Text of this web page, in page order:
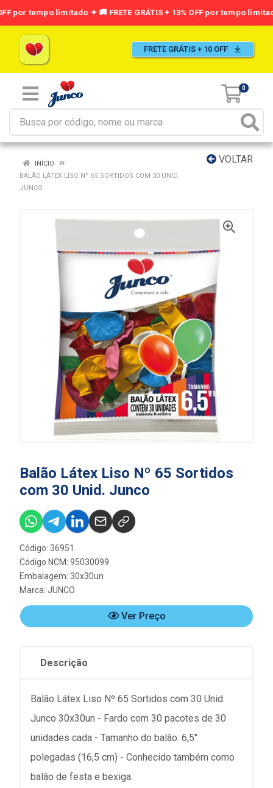
FRETE GRÁTIS + 10 OFF
0
VOLTAR
INÍCIO
BALÃO LÁTEX LISO Nº 65 SORTIDOS COM 30 UNID.
JUNCO
Balão Látex Liso Nº 65 Sortidos
com 30 Unid. Junco
Código: 36951
Código NCM: 95030099
Embalagem: 30x30un
Marca: JUNCO
Ver Preço
Descrição
Balão Látex Liso Nº 65 Sortidos com 30 Unid.
Junco 30x30un - Fardo com 30 pacotes de 30
unidades cada - Tamanho do balão: 6,5"
polegadas (16,5 cm) - Conhecido também como
balão de festa e bexiga.